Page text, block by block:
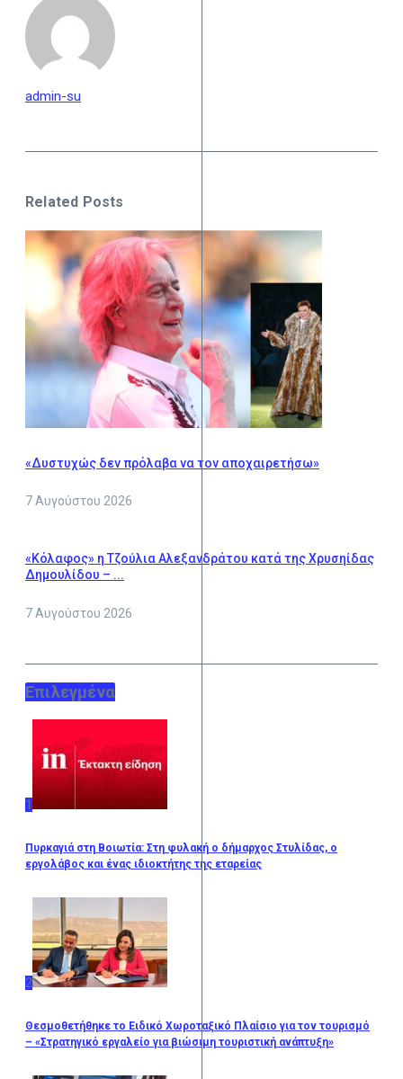
admin-su
Related Posts
«Δυστυχώς δεν πρόλαβα να τον αποχαιρετήσω»
7 Αυγούστου 2026
«Κόλαφος» η Τζούλια Αλεξανδράτου κατά της Χρυσηίδας
Δημουλίδου – ...
7 Αυγούστου 2026
Επιλεγμένα
1
Πυρκαγιά στη Βοιωτία: Στη φυλακή ο δήμαρχος Στυλίδας, ο
εργολάβος και ένας ιδιοκτήτης της εταρείας
2
Θεσμοθετήθηκε το Ειδικό Χωροταξικό Πλαίσιο για τον τουρισμό
– «Στρατηγικό εργαλείο για βιώσιμη τουριστική ανάπτυξη»